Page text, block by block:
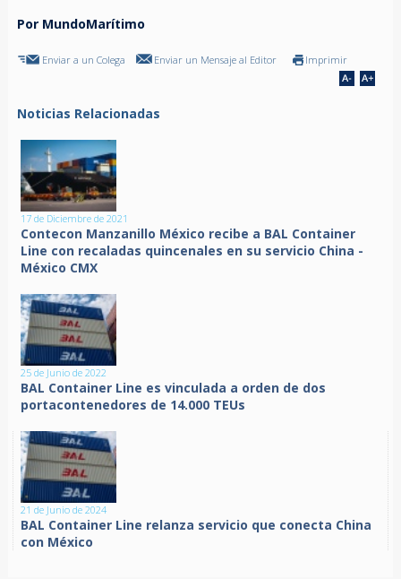
Por MundoMarítimo
Enviar a un Colega Enviar un Mensaje al Editor Imprimir
Noticias Relacionadas
17 de Diciembre de 2021
Contecon Manzanillo México recibe a BAL Container
Line con recaladas quincenales en su servicio China -
México CMX
25 de Junio de 2022
BAL Container Line es vinculada a orden de dos
portacontenedores de 14.000 TEUs
21 de Junio de 2024
BAL Container Line relanza servicio que conecta China
con México